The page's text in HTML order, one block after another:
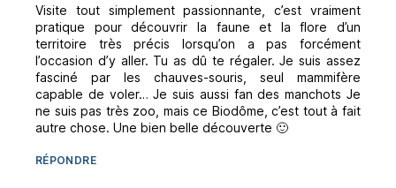
Visite tout simplement passionnante, c’est vraiment
pratique pour découvrir la faune et la flore d’un
territoire très précis lorsqu’on a pas forcément
l’occasion d’y aller. Tu as dû te régaler. Je suis assez
fasciné par les chauves-souris, seul mammifère
capable de voler… Je suis aussi fan des manchots Je
ne suis pas très zoo, mais ce Biodôme, c’est tout à fait
autre chose. Une bien belle découverte 🙂
RÉPONDRE